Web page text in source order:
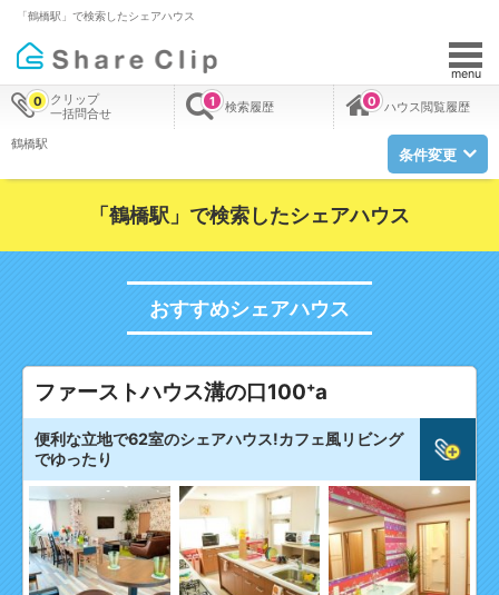
「鶴橋駅」で検索したシェアハウス
menu
クリップ
一括問合せ
0 検索履歴
1 ハウス閲覧履歴
0
鶴橋駅
条件変更
「鶴橋駅」で検索したシェアハウス
おすすめシェアハウス
ファーストハウス溝の口100⁺a
便利な立地で62室のシェアハウス!カフェ風リビング
でゆったり